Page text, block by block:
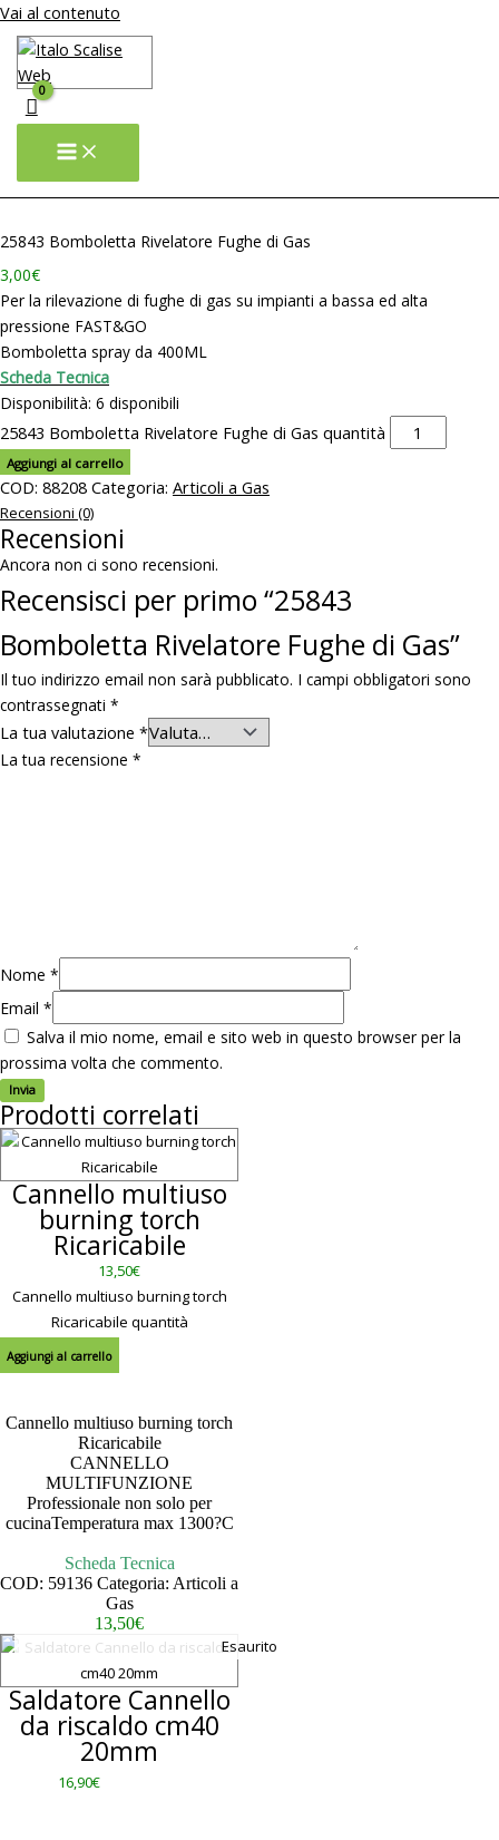
Vai al contenuto
25843 Bomboletta Rivelatore Fughe di Gas
3,00€
Per la rilevazione di fughe di gas su impianti a bassa ed alta
pressione FAST&GO
Bomboletta spray da 400ML
Scheda Tecnica
Disponibilità: 6 disponibili
25843 Bomboletta Rivelatore Fughe di Gas quantità
Aggiungi al carrello
COD: 88208 Categoria: Articoli a Gas
Recensioni (0)
Recensioni
Ancora non ci sono recensioni.
Recensisci per primo “25843
Bomboletta Rivelatore Fughe di Gas”
Il tuo indirizzo email non sarà pubblicato. I campi obbligatori sono
contrassegnati *
La tua valutazione *
La tua recensione *
Nome *
Email *
Salva il mio nome, email e sito web in questo browser per la
prossima volta che commento.
Prodotti correlati
Cannello multiuso
burning torch
Ricaricabile
13,50€
Cannello multiuso burning torch
Ricaricabile quantità
Aggiungi al carrello
Cannello multiuso burning torch
Ricaricabile
CANNELLO
MULTIFUNZIONE
Professionale non solo per
cucinaTemperatura max 1300?C
Scheda Tecnica
COD: 59136 Categoria: Articoli a
Gas
13,50€
Esaurito
Saldatore Cannello
da riscaldo cm40
20mm
16,90€